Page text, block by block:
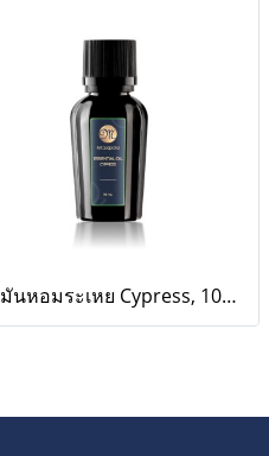
น้ำมันหอมระเหย Cypress, 10 ml.